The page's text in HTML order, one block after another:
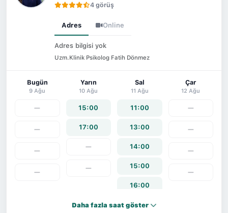
4 görüş
Adres Online
Adres bilgisi yok
Uzm.Klinik Psikolog Fatih Dönmez
Bugün
9 Ağu
—
—
—
—
Yarın
10 Ağu
15:00
17:00
—
—
Sal
11 Ağu
11:00
13:00
14:00
15:00
16:00
17:00
Çar
12 Ağu
—
—
—
—
Daha fazla saat göster